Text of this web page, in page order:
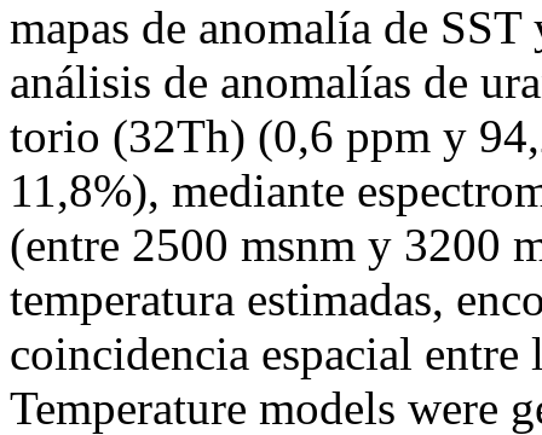
mapas de anomalía de
análisis de anomalías de
torio (32Th) (0,6 ppm y
11,8%), mediante
(entre 2500 msnm y 3200
temperatura estimadas,
coincidencia espacial
Temperature models were